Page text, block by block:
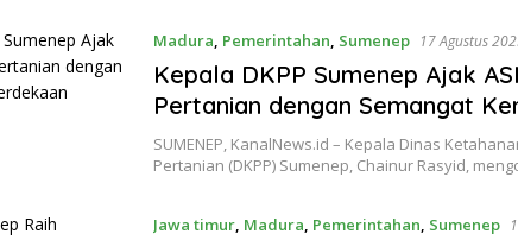
Madura, Pemerintahan, Sumenep 17 Agustus
Kepala DKPP Sumenep Ajak
Pertanian dengan Semangat
SUMENEP, KanalNews.id – Kepala Dinas
Pertanian (DKPP) Sumenep, Chainur Rasyid,
Jawa timur, Madura, Pemerintahan, Sumenep